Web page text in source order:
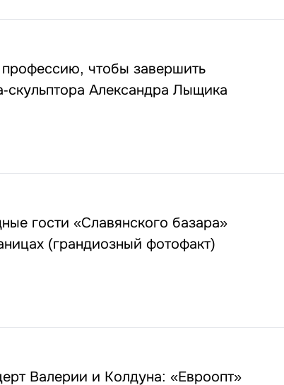
чтобы завершить
скульптора Александра Лыщика
гости «Славянского базара»
(грандиозный фотофакт)
Валерии и Колдуна: «Евроопт»